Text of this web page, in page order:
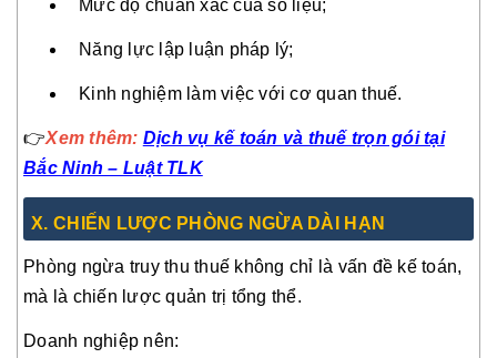
Mức độ chuẩn xác của số liệu;
Năng lực lập luận pháp lý;
Kinh nghiệm làm việc với cơ quan thuế.
👉Xem thêm: Dịch vụ kế toán và thuế trọn gói tại
Bắc Ninh – Luật TLK
X. CHIẾN LƯỢC PHÒNG NGỪA DÀI HẠN
Phòng ngừa truy thu thuế không chỉ là vấn đề kế toán,
mà là chiến lược quản trị tổng thể.
Doanh nghiệp nên: